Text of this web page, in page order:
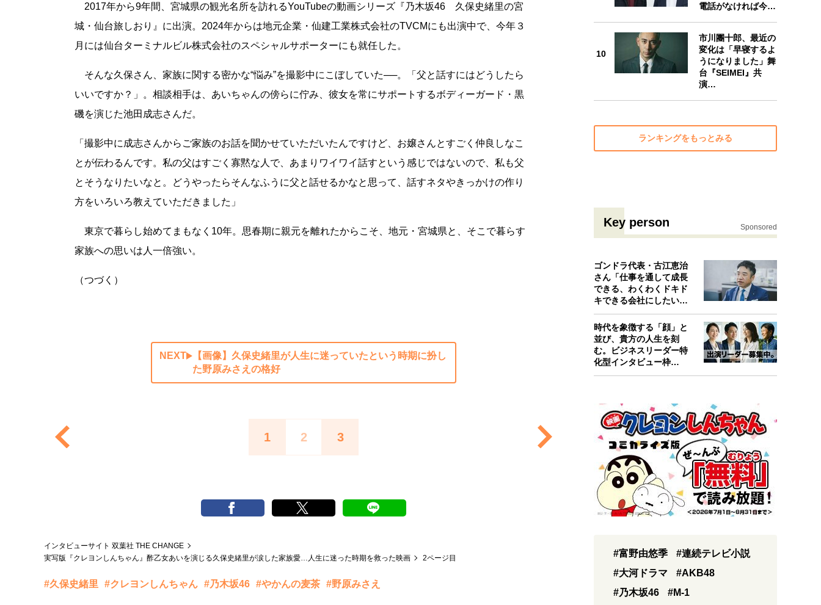
2017年から9年間、宮城県の観光名所を訪れるYouTubeの動画シリーズ『乃木坂46 久保史緒里の宮
城・仙台旅しおり』に出演。2024年からは地元企業・仙建工業株式会社のTVCMにも出演中で、今年３
月には仙台ターミナルビル株式会社のスペシャルサポーターにも就任した。
そんな久保さん、家族に関する密かな“悩み”を撮影中にこぼしていた──。「父と話すにはどうしたら
いいですか？」。相談相手は、あいちゃんの傍らに佇み、彼女を常にサポートするボディーガード・黒
磯を演じた池田成志さんだ。
「撮影中に成志さんからご家族のお話を聞かせていただいたんですけど、お嬢さんとすごく仲良しなこ
とが伝わるんです。私の父はすごく寡黙な人で、あまりワイワイ話すという感じではないので、私も父
とそうなりたいなと。どうやったらそんなふうに父と話せるかなと思って、話すネタやきっかけの作り
方をいろいろ教えていただきました」
東京で暮らし始めてまもなく10年。思春期に親元を離れたからこそ、地元・宮城県と、そこで暮らす
家族への思いは人一倍強い。
（つづく）
NEXT
【画像】久保史緒里が人生に迷っていたという時期に扮し
た野原みさえの格好
1 2 3
インタビューサイト 双葉社 THE CHANGE
実写版『クレヨンしんちゃん』酢乙女あいを演じる久保史緒里が涙した家族愛…人生に迷った時期を救った映画
2ページ目
#久保史緒里 #クレヨンしんちゃん #乃木坂46 #やかんの麦茶 #野原みさえ
電話がなければ今…
10
市川團十郎、最近の
変化は「早寝するよ
うになりました」舞
台『SEIMEI』共
演…
ランキングをもっとみる
Key person Sponsored
ゴンドラ代表・古江恵治
さん「仕事を通して成長
できる、わくわくドキド
キできる会社にしたいと
考えたんで…
時代を象徴する「顔」と
並び、貴方の人生を刻
む。ビジネスリーダー特
化型インタビュー枠
『Key person』始…
#富野由悠季
#連続テレビ小説
#大河ドラマ
#AKB48
#乃木坂46
#M-1